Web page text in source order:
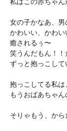
女の子かなあ、男
かわいい、かわい
癒されるぅ〜
笑うんだもん！！
ずっと抱っこして
抱っこしてる私は
もうおばあちゃん
そりゃもう、から